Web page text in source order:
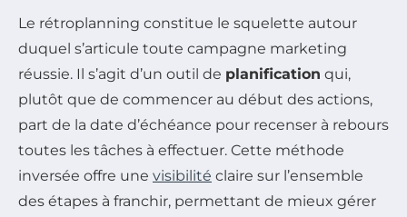
Le rétroplanning constitue le squelette autour
duquel s’articule toute campagne marketing
réussie. Il s’agit d’un outil de planification qui,
plutôt que de commencer au début des actions,
part de la date d’échéance pour recenser à rebours
toutes les tâches à effectuer. Cette méthode
inversée offre une visibilité claire sur l’ensemble
des étapes à franchir, permettant de mieux gérer